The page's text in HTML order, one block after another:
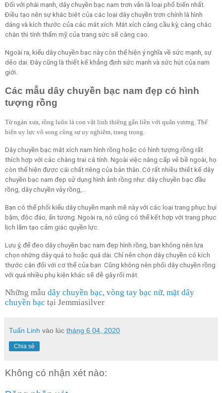
Đối với phái mạnh, dây chuyền bạc nam trơn vẫn là loại phổ biến nhất.
Điều tạo nên sự khác biệt của các loại dây chuyền trơn chính là hình
dáng và kích thước của các mắt xích. Mắt xích càng cầu kỳ, càng chắc
chắn thì tính thẩm mỹ của trang sức sẽ càng cao.
Ngoài ra, kiểu dây chuyền bạc này còn thể hiện ý nghĩa về sức mạnh, sự
dẻo dai. Đây cũng là thiết kế khẳng định sức mạnh và sức hút của nam
giới.
Các mẫu dây chuyền bạc nam đẹp có hình
tượng rồng
Từ ngàn xưa, rồng luôn là con vật linh thiêng gắn liền với quân vương. Thể
hiện uy lực vô song cùng sự uy nghiêm, trang trọng.
Dây chuyền bạc mắt xích nam hình rồng hoặc có hình tượng rồng rất
thích hợp với các chàng trai cá tính. Ngoài việc nâng cấp vẻ bề ngoài, họ
còn thể hiện được cái chất riêng của bản thân. Có rất nhiều thiết kế dây
chuyền bạc nam đẹp sử dụng hình ảnh rồng như: dây chuyền bạc đầu
rồng, dây chuyền vảy rồng,...
Bạn có thể phối kiểu dây chuyền mạnh mẽ này với các loại trang phục bụi
bặm, độc đáo, ấn tượng. Ngoài ra, nó cũng có thể kết hợp với trang phục
lịch lãm tạo cảm giác quyền lực.
Lưu ý, để đeo dây chuyền bạc nam đẹp hình rồng, bạn không nên lựa
chọn những dây quá to hoặc quá dài. Chỉ nên chọn dây chuyền có kích
thước cân đối với cơ thể của bạn. Cũng không nên phối dây chuyền rồng
với quá nhiều phụ kiện khác sẽ dễ gây rối mắt.
Những mẫu dây chuyền bạc, vòng tay bạc nữ, mặt dây
chuyền bạc tại Jemmiasilver
Tuấn Linh vào lúc tháng 6 04, 2020
Chia sẻ
Không có nhận xét nào: